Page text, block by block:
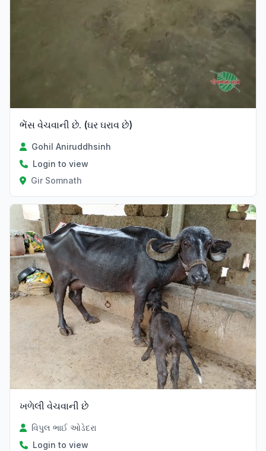
ભેંસ વેચવાની છે. (ઘર ઘરાવ છે)
Gohil Aniruddhsinh
Login to view
Gir Somnath
ખળેલી વેચવાની છે
વિપુલ ભાઈ ઓડેદરા
Login to view